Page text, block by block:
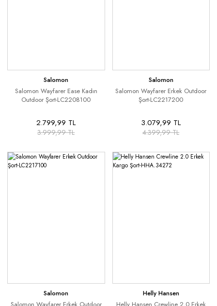
Salomon
Salomon Wayfarer Ease Kadın
Outdoor Şort-LC2208100
2.799,99 TL
3.999,99 TL
Salomon
Salomon Wayfarer Erkek Outdoor
Şort-LC2217200
3.079,99 TL
4.399,99 TL
Salomon
Helly Hansen